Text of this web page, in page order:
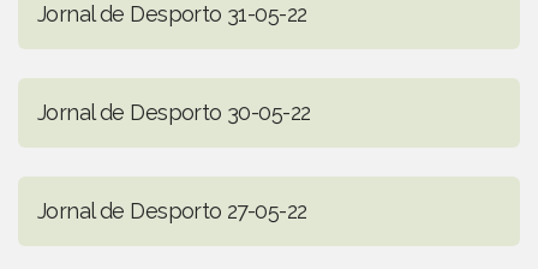
Jornal de Desporto 31-05-22
Jornal de Desporto 30-05-22
Jornal de Desporto 27-05-22